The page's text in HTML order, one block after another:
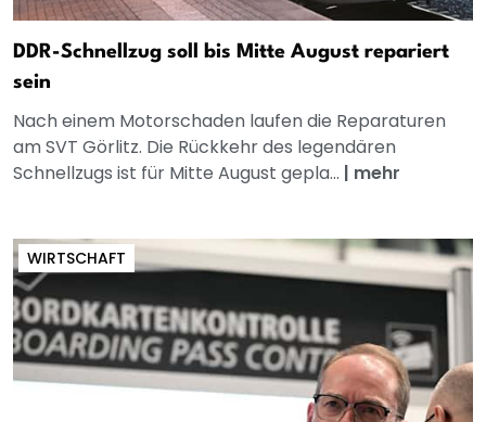
DDR-Schnellzug soll bis Mitte August repariert
sein
Nach einem Motorschaden laufen die Reparaturen
am SVT Görlitz. Die Rückkehr des legendären
Schnellzugs ist für Mitte August gepla... | mehr
WIRTSCHAFT